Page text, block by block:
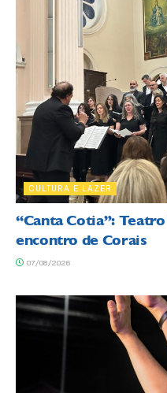
CULTURA E LAZER
“Canta Cotia”:
encontro de Corais
07/08/2026